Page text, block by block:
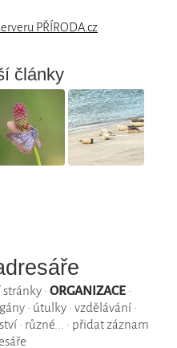
PŘÍRODA.cz
články
• ORGANIZACE•
• útulky• vzdělávání•
• různé... • přidat záznam